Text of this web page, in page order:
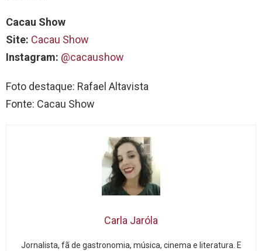
Cacau Show
Site: Cacau Show
Instagram: @cacaushow
Foto destaque: Rafael Altavista
Fonte: Cacau Show
Carla Jaróla
Jornalista, fã de gastronomia, música, cinema e literatura. E